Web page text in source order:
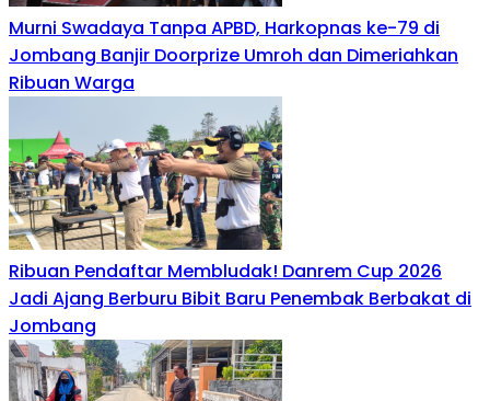
Murni Swadaya Tanpa APBD, Harkopnas ke-79 di
Jombang Banjir Doorprize Umroh dan Dimeriahkan
Ribuan Warga
Ribuan Pendaftar Membludak! Danrem Cup 2026
Jadi Ajang Berburu Bibit Baru Penembak Berbakat di
Jombang